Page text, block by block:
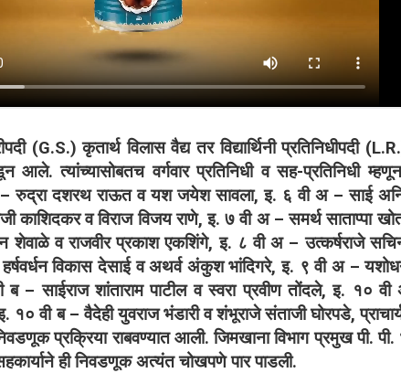
(G.S.) कृतार्थ विलास वैद्य तर विद्यार्थिनी प्रतिनिधीपदी
त्यांच्यासोबतच वर्गवार प्रतिनिधी व सह-प्रतिनिधी म्हणून
रुद्रा दशरथ राऊत व यश जयेश सावला, इ. ६ वी अ – साई
काशिदकर व विराज विजय राणे, इ. ७ वी अ – समर्थ साताप्पा
शेवाळे व राजवीर प्रकाश एकशिंगे, इ. ८ वी अ – उत्कर्षराजे
विकास देसाई व अथर्व अंकुश भांदिगरे, इ. ९ वी अ –
– साईराज शांताराम पाटील व स्वरा प्रवीण तोंदले, इ. १०
१० वी ब – वैदेही युवराज भंडारी व शंभूराजे संताजी घोरपडे,
निवडणूक प्रक्रिया राबवण्यात आली. जिमखाना विभाग प्रमुख पी.
ही निवडणूक अत्यंत चोखपणे पार पाडली.